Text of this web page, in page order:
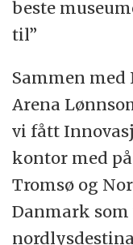
beste
til”
Sammen med
Arena
vi fått
kontor med
Tromsø og
Danmark